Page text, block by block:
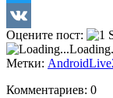
Twitter
VK
Оцените пост:
Метки: Android
Комментариев: 0